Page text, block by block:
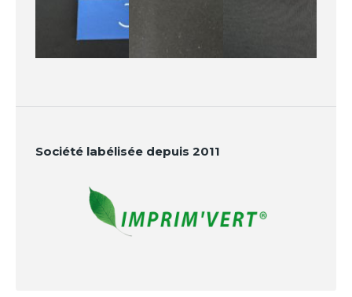
Société labélisée depuis 2011